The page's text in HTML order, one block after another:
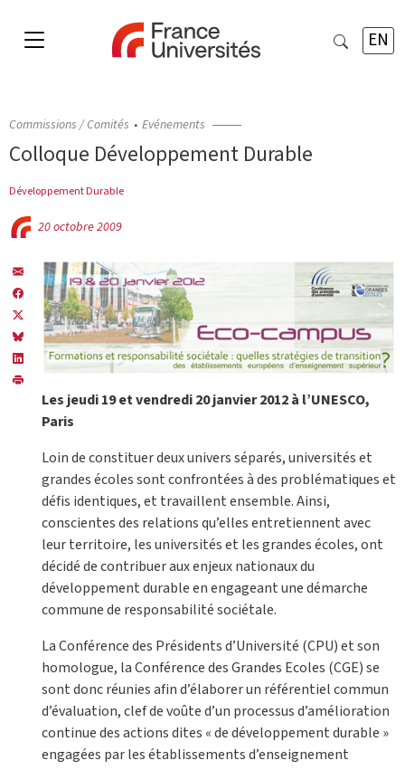
EN
Commissions / Comités Evénements
Colloque Développement Durable
Développement Durable
20 octobre 2009
Les jeudi 19 et vendredi 20 janvier 2012 à l’UNESCO,
Paris
Loin de constituer deux univers séparés, universités et
grandes écoles sont confrontées à des problématiques et
défis identiques, et travaillent ensemble. Ainsi,
conscientes des relations qu’elles entretiennent avec
leur territoire, les universités et les grandes écoles, ont
décidé de contribuer aux enjeux nationaux du
développement durable en engageant une démarche
commune de responsabilité sociétale.
La Conférence des Présidents d’Université (CPU) et son
homologue, la Conférence des Grandes Ecoles (CGE) se
sont donc réunies afin d’élaborer un référentiel commun
d’évaluation, clef de voûte d’un processus d’amélioration
continue des actions dites « de développement durable »
engagées par les établissements d’enseignement